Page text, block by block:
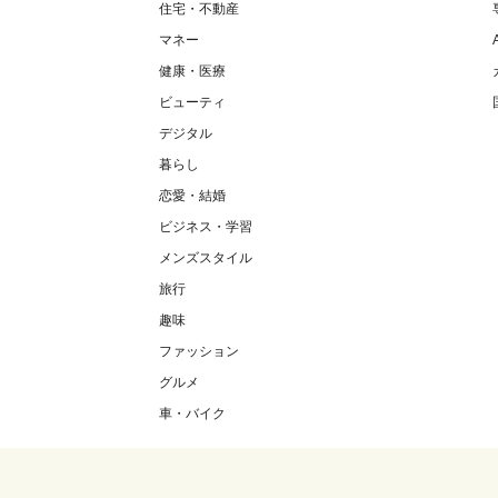
住宅・不動産
マネー
健康・医療
ビューティ
デジタル
暮らし
恋愛・結婚
ビジネス・学習
メンズスタイル
旅行
趣味
ファッション
グルメ
車・バイク